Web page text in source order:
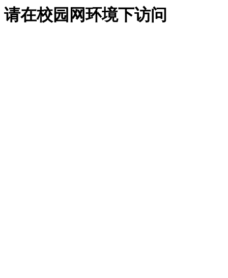
请在校园网环境下访问